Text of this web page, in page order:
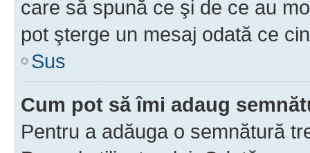
care să spună ce şi de ce au
pot şterge un mesaj odată ce
Sus
Cum pot să îmi adaug
Pentru a adăuga o semnătură